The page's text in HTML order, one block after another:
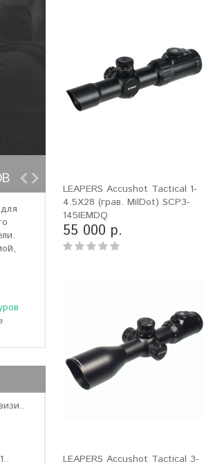
"Отзывов о тепловизорах Atak не
много, но спасибо консультантам,
помогли подобрать отличную и
не дорогую модель. Взял
Виктор Жунов
г. Санкт-Петербург
LEAPERS Accushot Tactical 1-
4.5X28 (грав. MilDot) SCP3-
145IEMDQ
55 000 р.
LEAPERS Accushot Tactical 3-